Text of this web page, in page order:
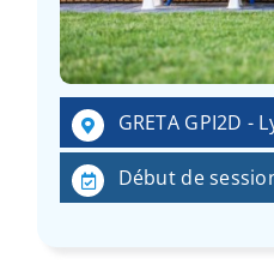
GRETA GPI2D -
Début de